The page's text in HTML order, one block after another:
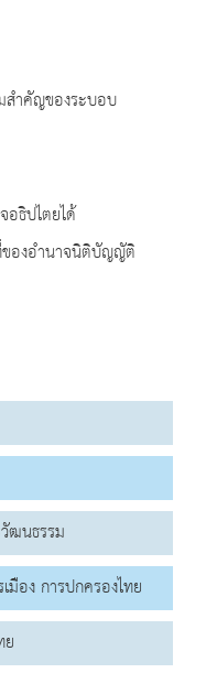
ำคัญของระบอบ
อธิปไตยได้
ของอำนาจนิติบัญญัติ
ฒนธรรม
มือง การปกครองไทย